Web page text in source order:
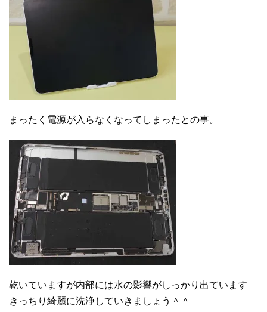
まったく電源が入らなくなってしまったとの事。
乾いていますが内部には水の影響がしっかり出ています
きっちり綺麗に洗浄していきましょう＾＾